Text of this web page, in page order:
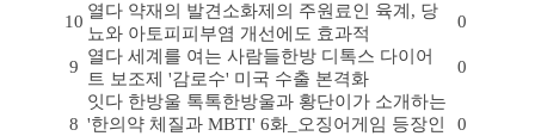
10
열다 약재의 발견 소화제의 주원료인 육계, 당
뇨와 아토피피부염 개선에도 효과적
0
9
열다 세계를 여는 사람들한방 디톡스 다이어
트 보조제 '감로수' 미국 수출 본격화
0
8
잇다 한방울 톡톡한방울과 황단이가 소개하는
'한의약 체질과 MBTI' 6화_오징어게임 등장인
0